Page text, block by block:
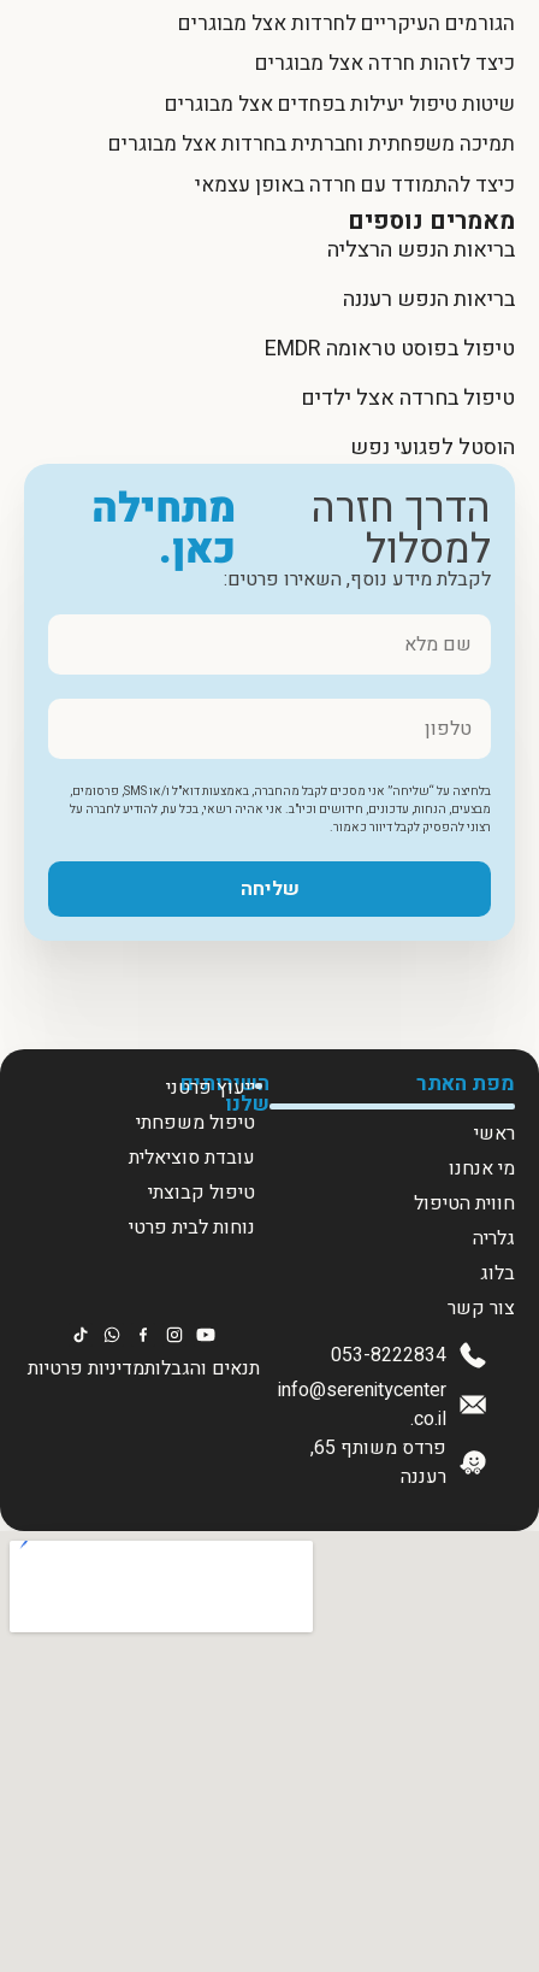
הגורמים העיקריים לחרדות אצל מבוגרים
כיצד לזהות חרדה אצל מבוגרים
שיטות טיפול יעילות בפחדים אצל מבוגרים
תמיכה משפחתית וחברתית בחרדות אצל מבוגרים
כיצד להתמודד עם חרדה באופן עצמאי
מאמרים נוספים
בריאות הנפש הרצליה
בריאות הנפש רעננה
טיפול בפוסט טראומה EMDR
טיפול בחרדה אצל ילדים
הוסטל לפגועי נפש
הדרך חזרה
למסלול
מתחילה
כאן.לקבלת מידע נוסף, השאירו פרטים:
בלחיצה על “שליחה” אני מסכים לקבל מהחברה, באמצעות דוא"ל ו/או SMS, פרסומים,
מבצעים, הנחות, עדכונים, חידושים וכיו"ב. אני אהיה רשאי, בכל עת, להודיע לחברה על
רצוני להפסיק לקבל דיוור כאמור.
שליחה
מפת האתר
ראשי
מי אנחנו
חווית הטיפול
גלריה
בלוג
צור קשר
השירותים
שלנו
ייעוץ פרטני
טיפול משפחתי
עובדת סוציאלית
טיפול קבוצתי
נוחות לבית פרטי
053-8222834
info@serenitycenter
.co.il
פרדס משותף 65,
רעננה
תנאים והגבלותמדיניות פרטיות